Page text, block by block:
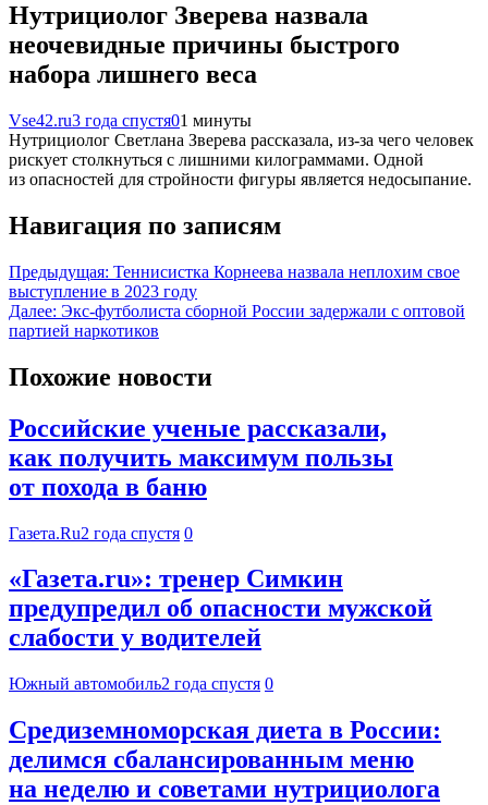
Нутрициолог Зверева назвала
неочевидные причины быстрого
набора лишнего веса
Vse42.ru3 года спустя01 минуты
Нутрициолог Светлана Зверева рассказала, из-за чего человек
рискует столкнуться с лишними килограммами. Одной
из опасностей для стройности фигуры является недосыпание.
Навигация по записям
Предыдущая: Теннисистка Корнеева назвала неплохим свое
выступление в 2023 году
Далее: Экс-футболиста сборной России задержали с оптовой
партией наркотиков
Похожие новости
Российские ученые рассказали,
как получить максимум пользы
от похода в баню
Газета.Ru2 года спустя 0
«Газета.ru»: тренер Симкин
предупредил об опасности мужской
слабости у водителей
Южный автомобиль2 года спустя 0
Средиземноморская диета в России:
делимся сбалансированным меню
на неделю и советами нутрициолога